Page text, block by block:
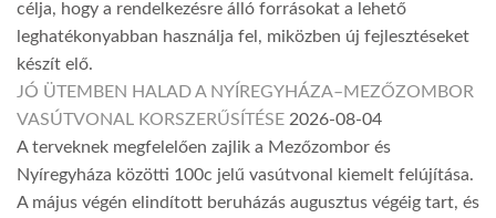
célja, hogy a rendelkezésre álló forrásokat a lehető
leghatékonyabban használja fel, miközben új fejlesztéseket
készít elő.
JÓ ÜTEMBEN HALAD A NYÍREGYHÁZA–MEZŐZOMBOR
VASÚTVONAL KORSZERŰSÍTÉSE 2026-08-04
A terveknek megfelelően zajlik a Mezőzombor és
Nyíregyháza közötti 100c jelű vasútvonal kiemelt felújítása.
A május végén elindított beruházás augusztus végéig tart, és